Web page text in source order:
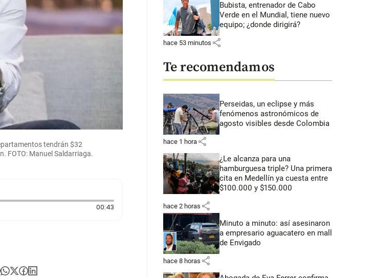
tendrán $32
FOTO: Manuel Saldarriaga.
00:43Duración: 43 segundos
Bubista, entrenador de Cabo
Verde en el Mundial, tiene nuevo
equipo; ¿donde dirigirá?
hace 53 minutos share
Te recomendamos
Perseidas, un eclipse y más
fenómenos astronómicos de
agosto visibles desde Colombia
hace 1 hora share
¿Le alcanza para una
hamburguesa triple? Una primera
cita en Medellín ya cuesta entre
$100.000 y $150.000
hace 2 horas share
Minuto a minuto: así asesinaron
a empresario aguacatero en mall
de Envigado
hace 8 horas share